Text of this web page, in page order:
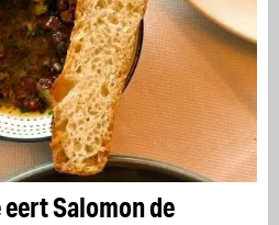
Salomon de